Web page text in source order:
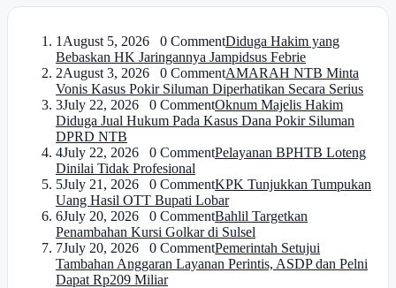
1 August 5, 2026 0 CommentDiduga Hakim yang
Bebaskan HK Jaringannya Jampidsus Febrie
2August 3, 2026 0 CommentAMARAH NTB Minta
Vonis Kasus Pokir Siluman Diperhatikan Secara Serius
3July 22, 2026 0 CommentOknum Majelis Hakim
Diduga Jual Hukum Pada Kasus Dana Pokir Siluman
DPRD NTB
4July 22, 2026 0 CommentPelayanan BPHTB Loteng
Dinilai Tidak Profesional
5July 21, 2026 0 CommentKPK Tunjukkan Tumpukan
Uang Hasil OTT Bupati Lobar
6July 20, 2026 0 CommentBahlil Targetkan
Penambahan Kursi Golkar di Sulsel
7July 20, 2026 0 CommentPemerintah Setujui
Tambahan Anggaran Layanan Perintis, ASDP dan Pelni
Dapat Rp209 Miliar